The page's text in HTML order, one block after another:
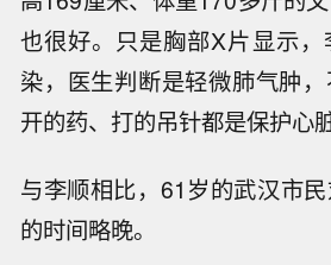
也很好。只是胸部X片显示
染，医生判断是轻微肺气肿
开的药、打的吊针都是保护心
与李顺相比，61岁的武汉市
的时间略晚。